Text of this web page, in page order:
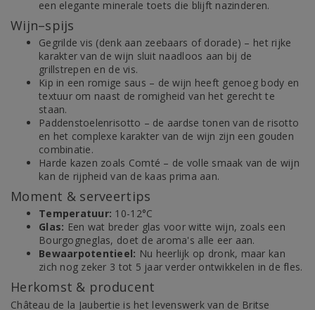
een elegante minerale toets die blijft nazinderen.
Wijn–spijs
Gegrilde vis (denk aan zeebaars of dorade) – het rijke
karakter van de wijn sluit naadloos aan bij de
grillstrepen en de vis.
Kip in een romige saus – de wijn heeft genoeg body en
textuur om naast de romigheid van het gerecht te
staan.
Paddenstoelenrisotto – de aardse tonen van de risotto
en het complexe karakter van de wijn zijn een gouden
combinatie.
Harde kazen zoals Comté – de volle smaak van de wijn
kan de rijpheid van de kaas prima aan.
Moment & serveertips
Temperatuur: 10-12°C
Glas: Een wat breder glas voor witte wijn, zoals een
Bourgogneglas, doet de aroma's alle eer aan.
Bewaarpotentieel: Nu heerlijk op dronk, maar kan
zich nog zeker 3 tot 5 jaar verder ontwikkelen in de fles.
Herkomst & producent
Château de la Jaubertie is het levenswerk van de Britse